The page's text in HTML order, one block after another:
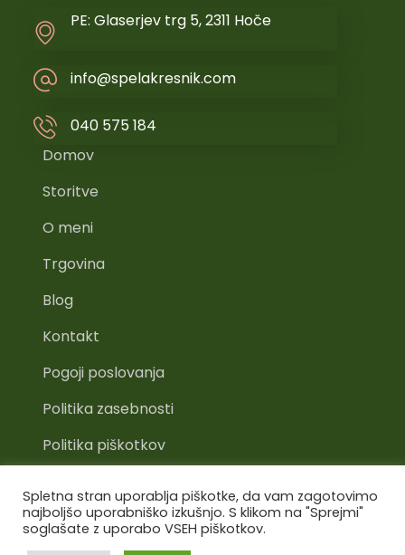
PE: Glaserjev trg 5, 2311 Hoče
info@spelakresnik.com
040 575 184
Domov
Storitve
O meni
Trgovina
Blog
Kontakt
Pogoji poslovanja
Politika zasebnosti
Politika piškotkov
©Špela Kresnik 2022. Spletno stran je izdelala
Spletna stran uporablja piškotke, da vam zagotovimo
najboljšo uporabniško izkušnjo. S klikom na "Sprejmi"
soglašate z uporabo VSEH piškotkov.